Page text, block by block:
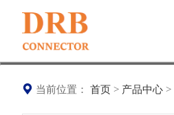
当前位置： 首页 > 产品中心 >